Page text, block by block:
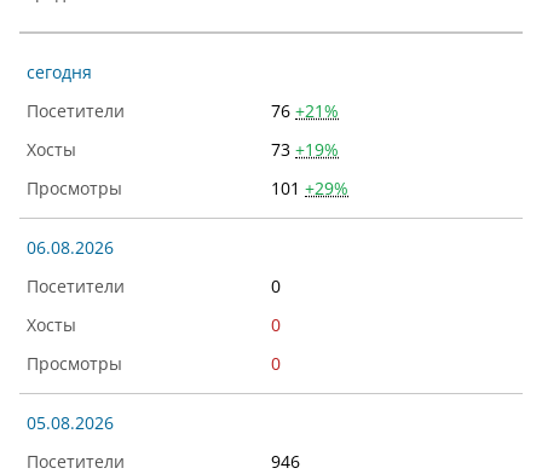
сегодня
76 +21%
73 +19%
101 +29%
06.08.2026
0
0
0
05.08.2026
946